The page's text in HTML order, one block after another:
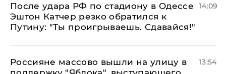
После удара РФ по стадиону в Одессе
Эштон Катчер резко обратился к
Путину: "Ты проигрываешь. Сдавайся!"
14:09
Россияне массово вышли на улицу в
13:54